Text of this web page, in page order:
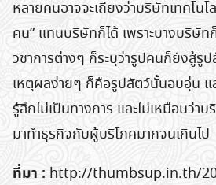
หลายคนอาจจะเถียงว่าบริษัทเทคโนโ
คน” แทนบริษัทก็ได้ เพราะบางบริษั
วิชาการต่างๆ ก็ระบุว่ารูปคนก็ยังสู้รูป
เหตุผลง่ายๆ ก็คือรูปสัตว์นั้นอบอุ่น แ
รู้สึกไม่เป็นทางการ และไม่เหมือนว่า
มาทำธุรกิจกับผู้บริโภคมากจนเกินไป
ที่มา : http://thumbsup.in.th/